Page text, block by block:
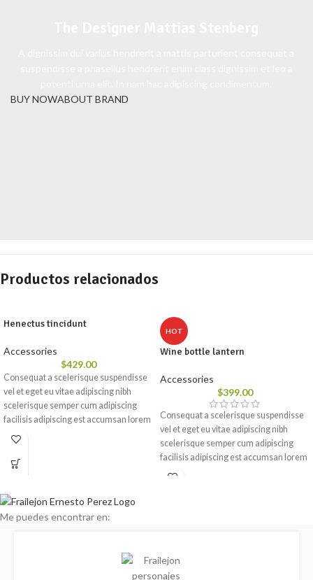
BUY NOWABOUT BRAND
Productos relacionados
Henectus tincidunt
Accessories
$429.00
Consequat a scelerisque suspendisse
vel et eget eu vitae adipiscing nibh
scelerisque semper cum adipiscing
facilisis adipiscing est accumsan lorem
vestibulum. Aliquet mus a aptent ullam
purus nec ipsum a urna ac ullamcorper
HOT
Wine bottle lantern
Accessories
$399.00
Consequat a scelerisque suspendisse
vel et eget eu vitae adipiscing nibh
scelerisque semper cum adipiscing
facilisis adipiscing est accumsan lorem
vestibulum. Aliquet mus a aptent ullam
Me puedes encontrar en: